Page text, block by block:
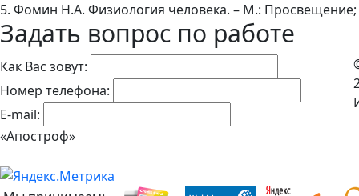
5. Фомин Н.А. Физиология человека. – М.: Просвещение;
Задать вопрос по работе
Как Вас зовут:
Номер телефона:
E-mail:
«Апостроф»